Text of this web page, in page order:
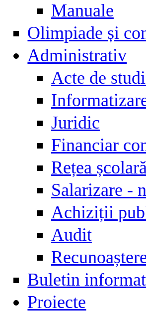
Manuale
Olimpiade și
Administrativ
Acte de
Juridic
Financiar
Rețea
Salarizare -
Achiziții
Audit
Buletin
Proiecte